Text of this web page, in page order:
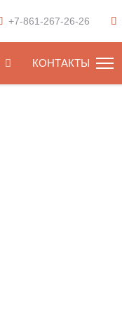
+7-861-267-26-26
КОНТАКТЫ